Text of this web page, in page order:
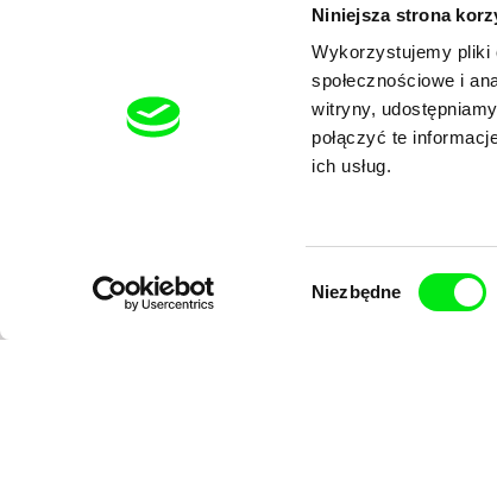
Niniejsza strona
Wykorzystujemy pliki
społecznościowe i
witryny,
połączyć te
ich usług.
Niezbędne
Zuzia ma 12 lat i od kilku
kolejny sezon, okazuje
mają już gracji i lekkości...